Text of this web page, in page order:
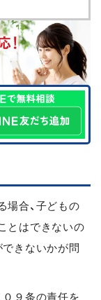
場合、子どもの
とはできないの
きないかが問
９条の責任を